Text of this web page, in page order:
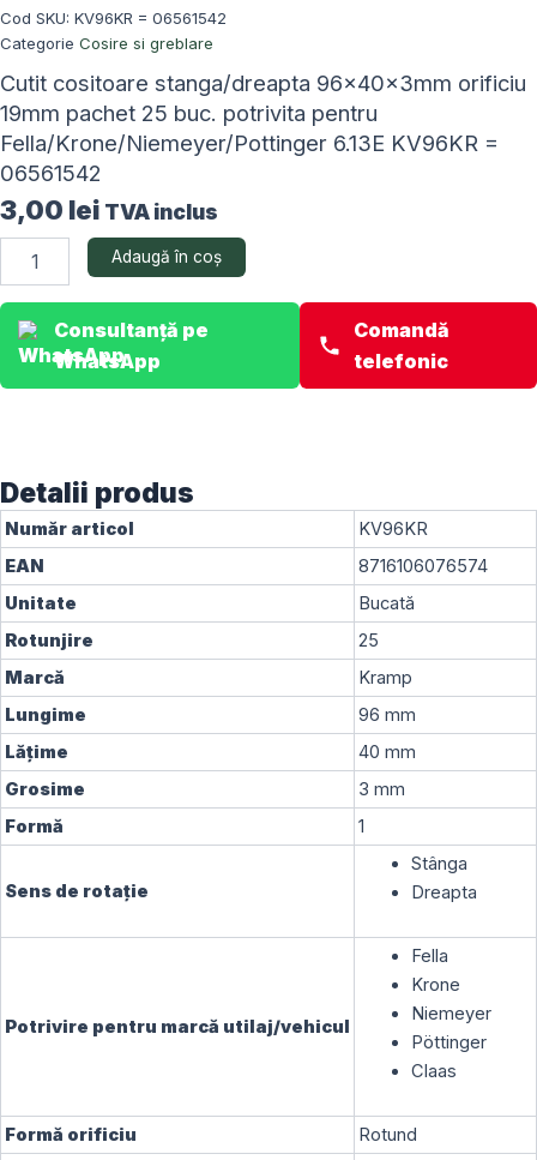
Cod SKU: KV96KR = 06561542
Categorie Cosire si greblare
Cutit cositoare stanga/dreapta 96x40x3mm orificiu
19mm pachet 25 buc. potrivita pentru
Fella/Krone/Niemeyer/Pottinger 6.13E KV96KR =
06561542
3,00 lei TVA inclus
stanga/dreapta
96x40x3mm
orificiu
19mm
potrivita
pentru
Fella/Krone/Niemeyer/Pottinger
6.13E
KV96KR
=
06561542
Adaugă în coș
Consultanță pe
WhatsApp
Comandă
telefonic
Detalii produs
Număr articol
KV96KR
EAN
8716106076574
Unitate
Bucată
Rotunjire
25
Marcă
Kramp
Lungime
96 mm
Lățime
40 mm
Grosime
3 mm
Formă
1
Sens de rotație
Stânga
Dreapta
Potrivire pentru marcă utilaj/vehicul
Fella
Krone
Niemeyer
Pöttinger
Claas
Formă orificiu
Rotund